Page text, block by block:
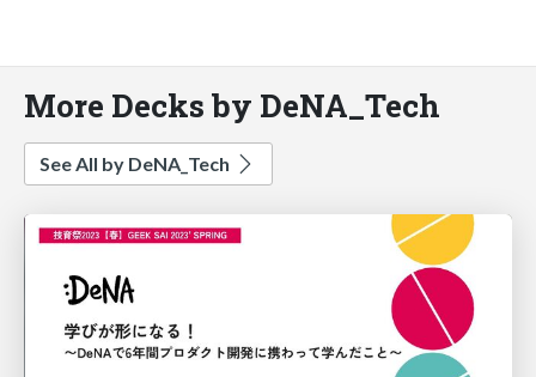
More Decks by DeNA_Tech
See All by DeNA_Tech